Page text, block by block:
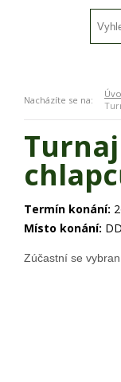
Nacházíte se na:
Termín konání:
Místo konání:
Zúčastní se